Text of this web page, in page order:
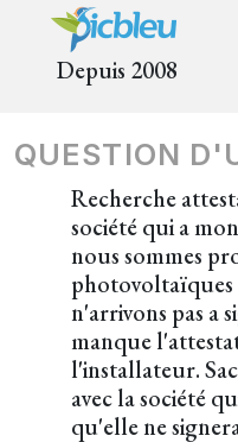
Depuis 2008
QUESTION
Recherche
société qui a
nous sommes
photovoltaïques
n'arrivons pas a
manque
l'installateur.
avec la société
qu'elle ne